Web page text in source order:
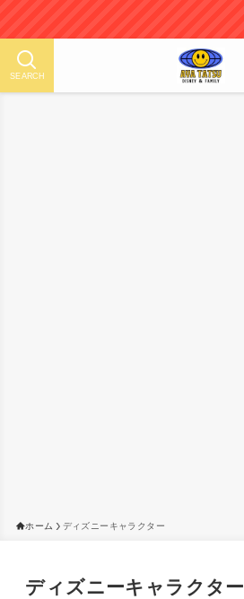
SEARCH
ホーム ディズニーキャラクター
ディズニーキャラクター